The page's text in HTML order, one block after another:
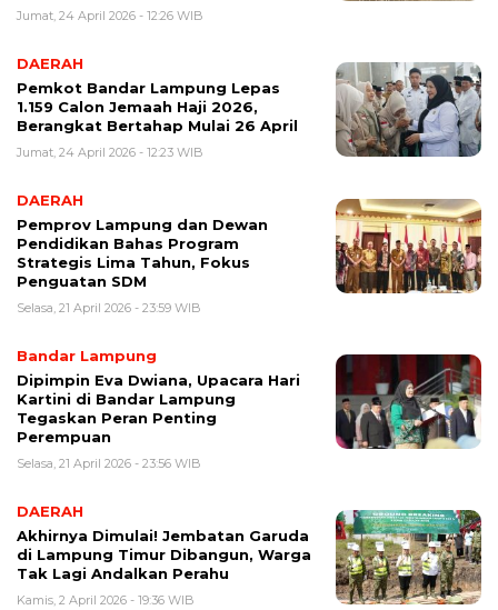
Jumat, 24 April 2026 - 12:26 WIB
DAERAH
Pemkot Bandar Lampung Lepas
1.159 Calon Jemaah Haji 2026,
Berangkat Bertahap Mulai 26 April
Jumat, 24 April 2026 - 12:23 WIB
DAERAH
Pemprov Lampung dan Dewan
Pendidikan Bahas Program
Strategis Lima Tahun, Fokus
Penguatan SDM
Selasa, 21 April 2026 - 23:59 WIB
Bandar Lampung
Dipimpin Eva Dwiana, Upacara Hari
Kartini di Bandar Lampung
Tegaskan Peran Penting
Perempuan
Selasa, 21 April 2026 - 23:56 WIB
DAERAH
Akhirnya Dimulai! Jembatan Garuda
di Lampung Timur Dibangun, Warga
Tak Lagi Andalkan Perahu
Kamis, 2 April 2026 - 19:36 WIB